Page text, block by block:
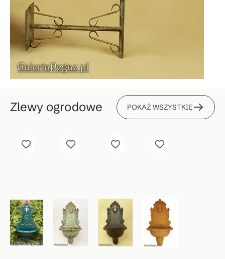
Zlewy ogrodowe POKAŻ WSZYSTKIE